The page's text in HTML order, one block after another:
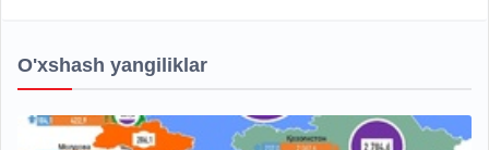
O'xshash yangiliklar